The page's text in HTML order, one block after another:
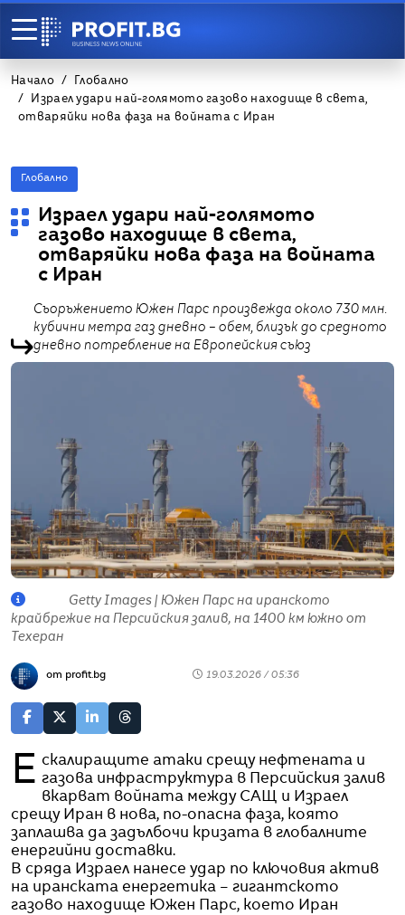
Начало
Глобално
Израел удари най-голямото газово находище в света,
отваряйки нова фаза на войната с Иран
Глобално
Израел удари най-голямото
газово находище в света,
отваряйки нова фаза на войната
с Иран
Съоръжението Южен Парс произвежда около 730 млн.
кубични метра газ дневно – обем, близък до средното
дневно потребление на Европейския съюз
Getty Images | Южен Парс на иранското
крайбрежие на Персийския залив, на 1400 км южно от
Техеран
от profit.bg 19.03.2026 / 05:36
Ескалиращите атаки срещу нефтената и газова инфраструктура в Персийския залив
вкарват войната между САЩ и Израел
срещу Иран в нова, по-опасна фаза, която
заплашва да задълбочи кризата в глобалните
енергийни доставки.
В сряда Израел нанесе удар по ключовия актив
на иранската енергетика – гигантското
газово находище Южен Парс, което Иран